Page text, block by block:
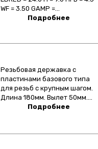
WF = 3.50 GAMP =…
Подробнее
Резьбовая державка с
пластинами базового типа
для резьб с крупным шагом.
Длина 180мм. Вылет 50мм.…
Подробнее